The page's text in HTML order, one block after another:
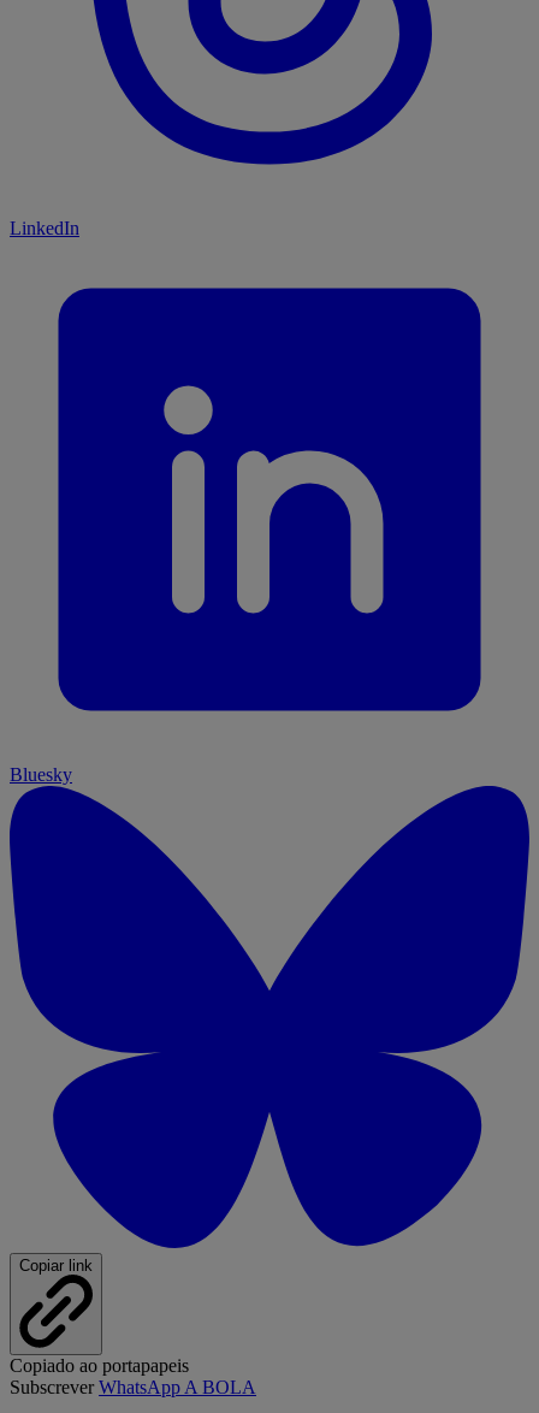
LinkedIn
Bluesky
Copiar link
Copiado ao portapapeis
SubscreverWhatsApp A BOLA